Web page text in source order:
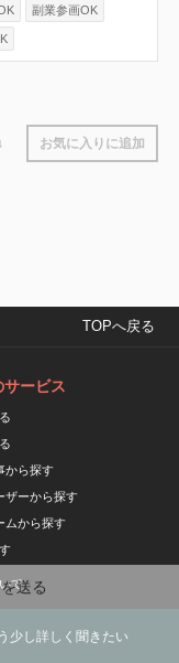
副業参画OK
お気に入りに追加
送る
少し詳しく聞きたい
TOPへ戻る
ービス
から探す
ザーから探す
ムから探す
て